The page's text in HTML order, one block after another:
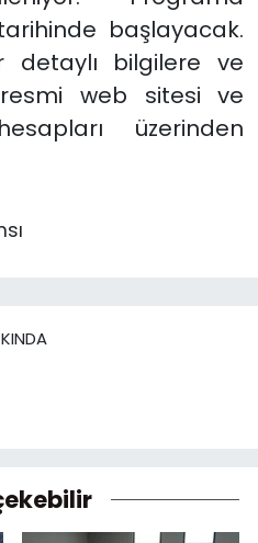
başlayacak.
detaylı bilgilere ve
web sitesi ve
üzerinden